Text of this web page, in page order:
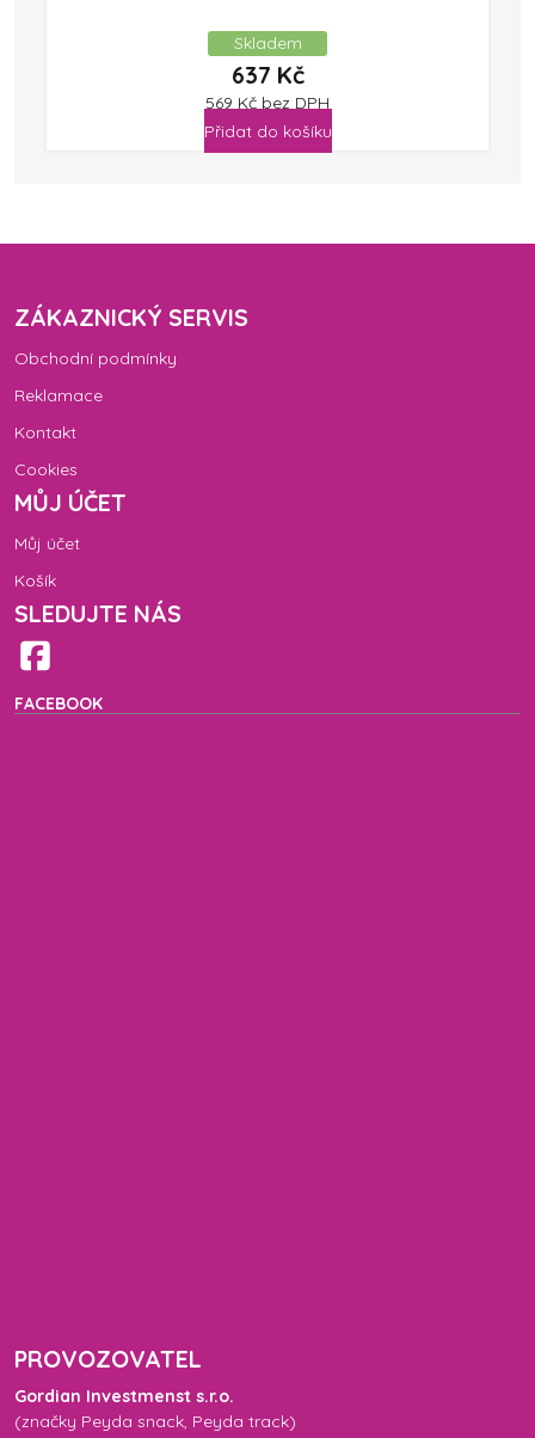
Skladem
637 Kč
569 Kč bez DPH
Přidat do košíku
ZÁKAZNICKÝ SERVIS
Obchodní podmínky
Reklamace
Kontakt
Cookies
MŮJ ÚČET
Můj účet
Košík
SLEDUJTE NÁS
FACEBOOK
PROVOZOVATEL
Gordian Investmenst s.r.o.
(značky Peyda snack, Peyda track)